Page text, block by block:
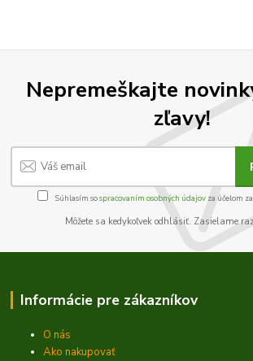
Nepremeškajte
zľavy!
Súhlasím sospracovaním osobných údajov za účelom
Môžete sa kedykoľvek odhlásiť. Zasielame
Informácie pre zákazníkov
O nás
Ako nakupovať